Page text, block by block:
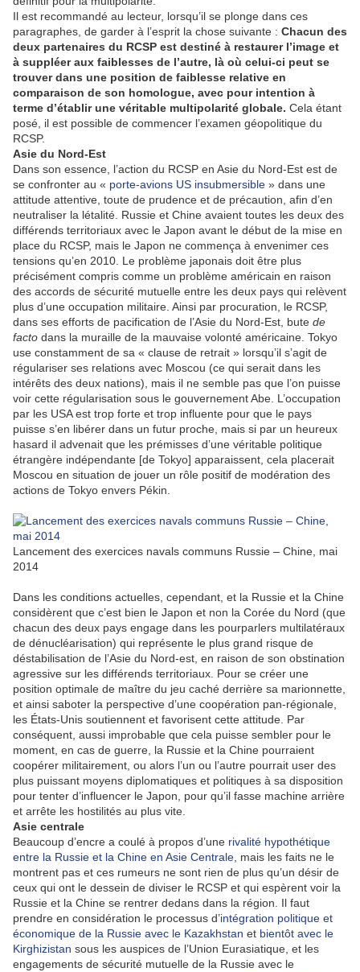
Il est recommandé au lecteur, lorsqu’il se plonge dans ces
paragraphes, de garder à l’esprit la chose suivante : Chacun des
deux partenaires du RCSP est destiné à restaurer l’image et
à suppléer aux faiblesses de l’autre, là où celui-ci peut se
trouver dans une position de faiblesse relative en
comparaison de son homologue, avec pour intention à
terme d’établir une véritable multipolarité globale. Cela étant
posé, il est possible de commencer l’examen géopolitique du
RCSP.
Asie du Nord-Est
Dans son essence, l’action du RCSP en Asie du Nord-Est est de
se confronter au « porte-avions US insubmersible » dans une
attitude attentive, toute de prudence et de précaution, afin d’en
neutraliser la létalité. Russie et Chine avaient toutes les deux des
différends territoriaux avec le Japon avant le début de la mise en
place du RCSP, mais le Japon ne commença à envenimer ces
tensions qu’en 2010. Le problème japonais doit être plus
précisément compris comme un problème américain en raison
des accords de sécurité mutuelle entre les deux pays qui relèvent
plus d’une occupation militaire. Ainsi par procuration, le RCSP,
dans ses efforts de pacification de l’Asie du Nord-Est, bute de
facto dans la muraille de la mauvaise volonté américaine. Tokyo
use constamment de sa « clause de retrait » lorsqu’il s’agit de
régulariser ses relations avec Moscou (ce qui serait dans les
intérêts des deux nations), mais il ne semble pas que l’on puisse
voir cette régularisation sous le gouvernement Abe. L’occupation
par les USA est trop forte et trop influente pour que le pays
puisse s’en libérer dans un futur proche, mais si par un heureux
hasard il advenait que les prémisses d’une véritable politique
étrangère indépendante [de Tokyo] apparaissent, cela placerait
Moscou en situation de jouer un rôle positif de modération des
actions de Tokyo envers Pékin.
Lancement des exercices navals communs Russie – Chine, mai
2014
Dans les conditions actuelles, cependant, et la Russie et la Chine
considèrent que c’est bien le Japon et non la Corée du Nord (que
chacun des deux pays engage dans les pourparlers multilatéraux
de dénucléarisation) qui représente le plus grand risque de
déstabilisation de l’Asie du Nord-est, en raison de son obstination
agressive sur les différends territoriaux. Pour se créer une
position optimale de maître du jeu caché derrière sa marionnette,
et ainsi saboter la perspective d’une coopération pan-régionale,
les États-Unis soutiennent et favorisent cette attitude. Par
conséquent, aussi improbable que cela puisse sembler pour le
moment, en cas de guerre, la Russie et la Chine pourraient
coopérer militairement, ou alors l’un ou l’autre pourrait user des
plus puissant moyens diplomatiques et politiques à sa disposition
pour tenter d’influencer le Japon, pour qu’il fasse machine arrière
et arrête les hostilités au plus vite.
Asie centrale
Beaucoup d’encre a coulé à propos d’une rivalité hypothétique
entre la Russie et la Chine en Asie Centrale , mais les faits ne le
montrent pas et ces rumeurs ne sont rien de plus qu’un désir de
ceux qui ont le dessein de diviser le RCSP et qui espèrent voir la
Russie et la Chine se rentrer dedans dans la région. Il faut
prendre en considération le processus d’intégration politique et
économique de la Russie avec le Kazakhstan et bientôt avec le
Kirghizistan sous les auspices de l’Union Eurasiatique, et les
engagements de sécurité mutuelle de la Russie avec le